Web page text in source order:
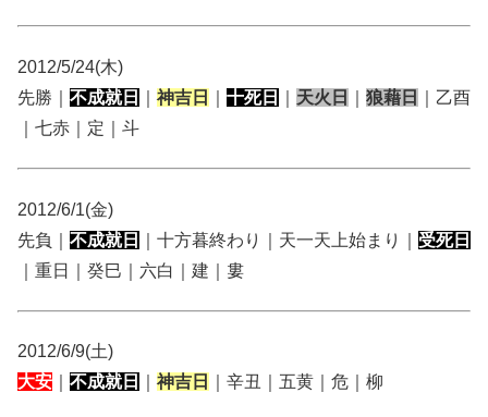
2012/5/24(木)
先勝｜ 不成就日 神吉日 十死日 天火日 狼藉日
｜乙酉
｜七赤｜定｜斗
2012/6/1(金)
先負｜ 不成就日 ｜十方暮終わり｜天一天上始まり｜ 受死日
｜重日｜癸巳｜六白｜建｜婁
2012/6/9(土)
大安
不成就日 神吉日 ｜辛丑｜五黄｜危｜柳